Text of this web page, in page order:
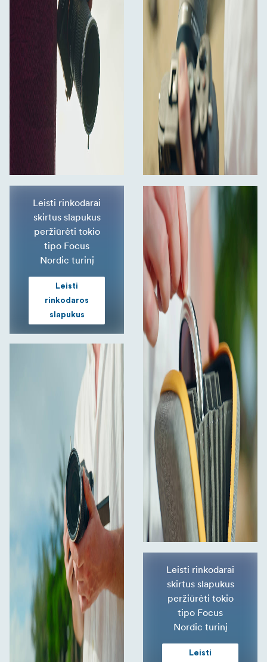
Leisti rinkodarai
skirtus slapukus
peržiūrėti tokio
tipo Focus
Nordic turinį
Leisti
rinkodaros
slapukus
Leisti rinkodarai
skirtus slapukus
peržiūrėti tokio
tipo Focus
Nordic turinį
Leisti